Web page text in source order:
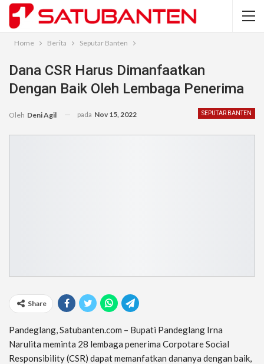
Home Berita Seputar Banten
Dana CSR Harus Dimanfaatkan
Dengan Baik Oleh Lembaga Penerima
SEPUTAR BANTEN
Oleh Deni Agil pada Nov 15, 2022
Share
Pandeglang, Satubanten.com – Bupati Pandeglang Irna
Narulita meminta 28 lembaga penerima Corpotare Social
Responsibility (CSR) dapat memanfatkan dananya dengan baik,